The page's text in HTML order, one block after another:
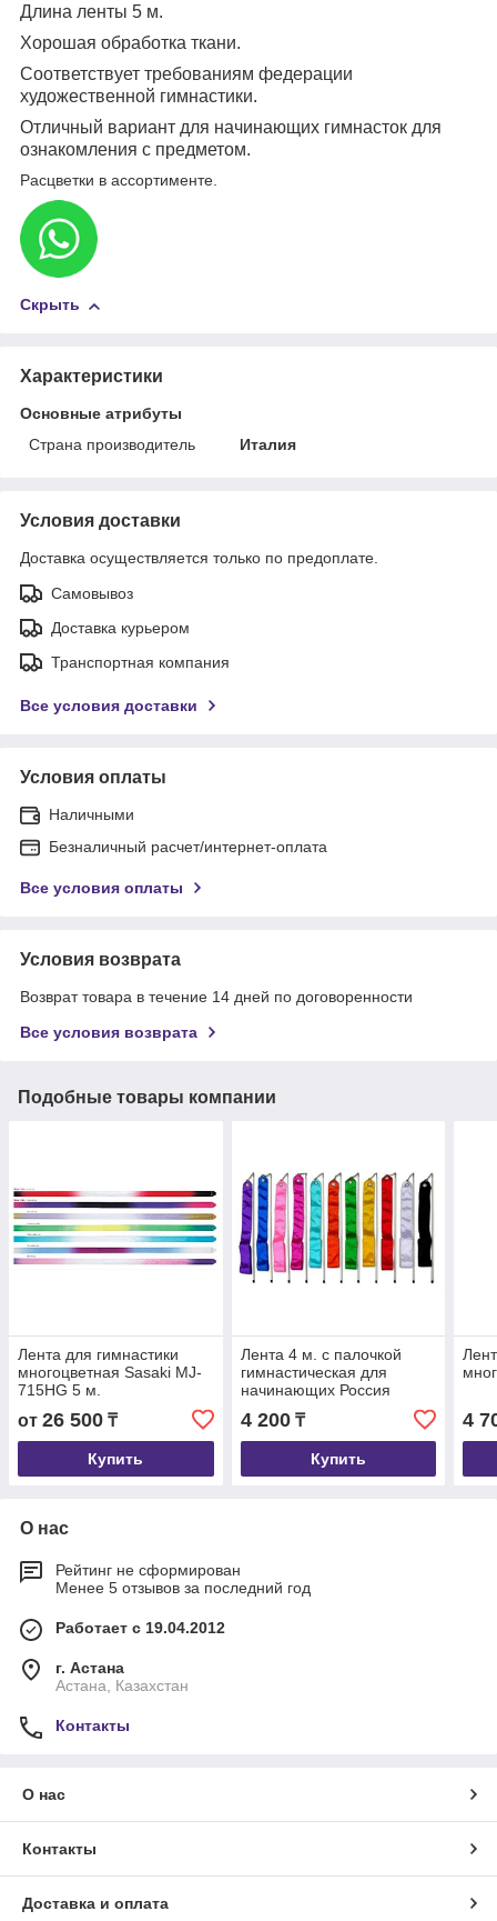
Длина ленты 5 м.
Хорошая обработка ткани.
Соответствует требованиям федерации
художественной гимнастики.
Отличный вариант для начинающих гимнасток для
ознакомления с предметом.
Расцветки в ассортименте.
Скрыть
Характеристики
Основные атрибуты
Страна производитель
Италия
Условия доставки
Доставка осуществляется только по предоплате.
Самовывоз
Доставка курьером
Транспортная компания
Все условия доставки
Условия оплаты
Наличными
Безналичный расчет/интернет-оплата
Все условия оплаты
Условия возврата
Возврат товара в течение 14 дней по договоренности
Все условия возврата
Подобные товары компании
Лента для гимнастики
многоцветная Sasaki MJ-
715HG 5 м.
от 26 500 ₸
Купить
Лента 4 м. с палочкой
гимнастическая для
начинающих Россия
4 200₸
Купить
4
О нас
Рейтинг не сформирован
Менее 5 отзывов за последний год
Работает с 19.04.2012
г. Астана
Астана, Казахстан
Контакты
О нас
Контакты
Доставка и оплата